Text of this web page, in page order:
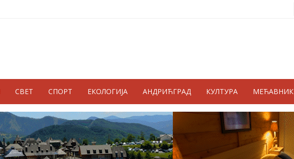
СВЕТ СПОРТ ЕКОЛОГИЈА АНДРИЋГРАД КУЛТУРА МЕЋАВНИК